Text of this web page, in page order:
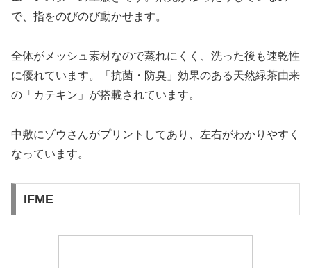
で、指をのびのび動かせます。
全体がメッシュ素材なので蒸れにくく、洗った後も速乾性
に優れています。「抗菌・防臭」効果のある天然緑茶由来
の「カテキン」が搭載されています。
中敷にゾウさんがプリントしてあり、左右がわかりやすく
なっています。
IFME